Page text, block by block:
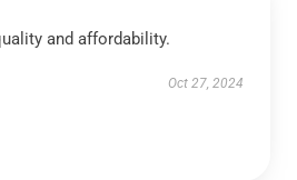
and affordability.
Oct 27, 2024